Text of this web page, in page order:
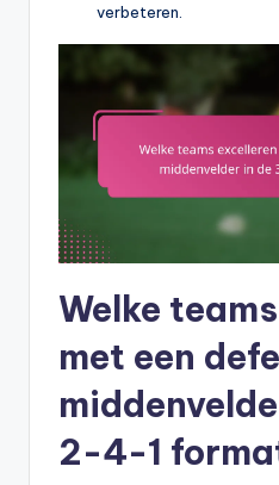
verbeteren.
Welke
met een
2-4-1